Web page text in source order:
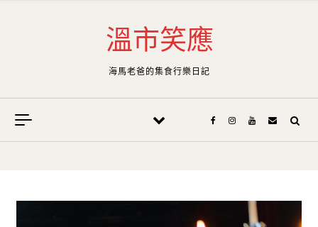
溫市笑應
海馬老爸的集食行樂日記